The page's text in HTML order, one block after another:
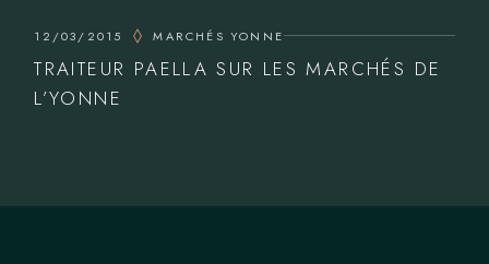
12/03/2015 MARCHÉS YONNE
TRAITEUR PAELLA SUR LES MARCHÉS DE
L’YONNE